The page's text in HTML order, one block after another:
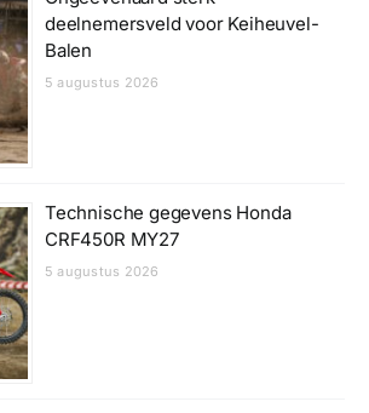
deelnemersveld voor Keiheuvel-
Balen
5 augustus 2026
Technische gegevens Honda
CRF450R MY27
5 augustus 2026